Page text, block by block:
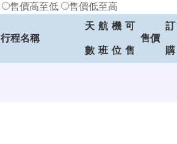
售價高至低
售價低至高
行程名稱
天
數
航
班
機
位
可
售
售價
訂
購